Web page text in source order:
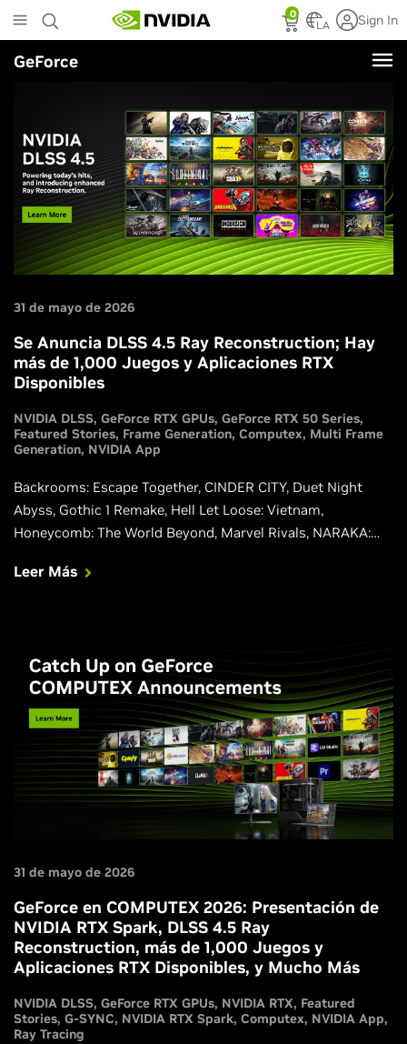
to
main
content
0
LA Sign In
GeForce
31 de mayo de 2026
Se Anuncia DLSS 4.5 Ray Reconstruction; Hay
más de 1,000 Juegos y Aplicaciones RTX
Disponibles
NVIDIA DLSS GeForce RTX GPUs GeForce RTX 50 Series
Featured Stories Frame Generation Computex Multi Frame
Generation NVIDIA App
Backrooms: Escape Together, CINDER CITY, Duet Night
Abyss, Gothic 1 Remake, Hell Let Loose: Vietnam,
Honeycomb: The World Beyond, Marvel Rivals, NARAKA:
Meet se están actualizando para ofrecer integraciones
desplazas con frecuencia, necesitas instalar una PC
compacta en algún lugar como la cabina de un camión, o
simplemente quieres minimizar el espacio que ocupa tu
PC, la ZOTAC MAGNUS One Ultra podría ser la solución
perfecta para ti, y es más fácil de configurar que una PC
SFF completa de montaje propio.
Leer Más
31 de mayo de 2026
GeForce en COMPUTEX 2026: Presentación de
NVIDIA RTX Spark, DLSS 4.5 Ray
Reconstruction, más de 1,000 Juegos y
Aplicaciones RTX Disponibles, y Mucho Más
NVIDIA DLSS GeForce RTX GPUs NVIDIA RTX Featured
Stories G-SYNC NVIDIA RTX Spark Computex NVIDIA App
Ray Tracing